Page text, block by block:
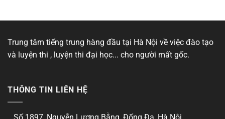
Trung tâm tiếng trung hàng đầu tại Hà Nội về việc đào tạo
và luyện thi , luyện thi đại học... cho người mất gốc.
THÔNG TIN LIÊN HỆ
Số 1897, Nguyễn Lương Bằng, Đống Đa, Hà Nội